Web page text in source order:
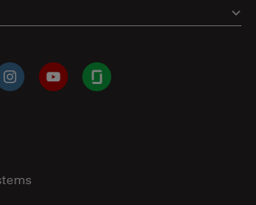
InstagramYouTubeGlassdoor